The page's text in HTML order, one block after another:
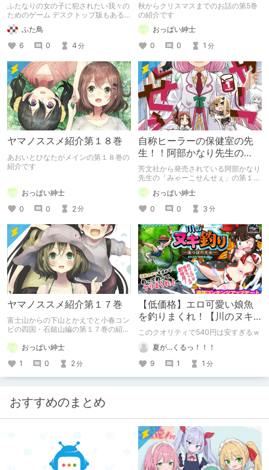
ふたなりの女の子に犯されたい我々の
ためのゲーム デスクトップ版もある
のでVR機器が無くても大丈夫！ 「VR
ふたなり女王様 -もみじの甘々前立腺
調教-」
ふた鳥
6
0 4 分
秋からクリスマスまでのお話の第5巻
の紹介です
おっぱい紳士
0
0 1 分
ヤマノススメ紹介第１８巻
あおいとひなたがメインの第１８巻の
紹介です
おっぱい紳士
0
0 2分
自称ヒーラーの保健室の先
生！！阿部かなり先生の
「みゃーこせんせぇ」第１
巻の紹介
芳文社から発売されている阿部かなり
先生の「みゃーこせんせぇ」の第１巻
の紹介です
おっぱい紳士
0
0 3 分
ヤマノススメ紹介第１７巻
富士山からの下山とかえでと小春コン
ビの四国・石鎚山編の第１７巻の紹介
おっぱい紳士
1
0 2分
【低価格】エロ可愛い娘魚
を釣りまくれ！【川のヌキ
釣り～滝つぼの天女～】
このクオリティで540円は安すぎるｗ
夏が...くるっ！！！
9
1 1 分
おすすめのまとめ